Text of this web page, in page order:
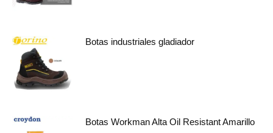
Botas industriales gladiador
Botas Workman Alta Oil Resistant Amarillo